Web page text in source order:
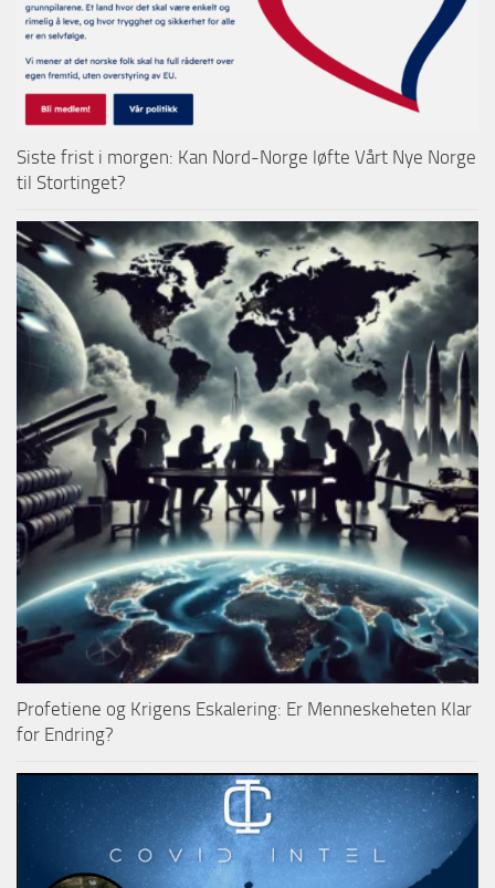
Siste frist i morgen: Kan Nord-Norge løfte Vårt Nye Norge
til Stortinget?
Profetiene og Krigens Eskalering: Er Menneskeheten Klar
for Endring?